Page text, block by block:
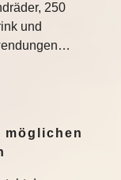
250
und
möglichen